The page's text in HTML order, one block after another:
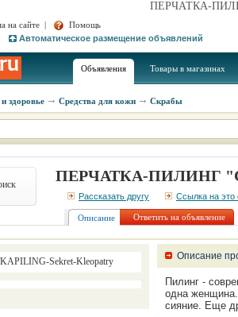
ПЕРЧАТКА-
на сайте |
Помощь
Автоматическое размещение объявлений
Объявления Товары в магазинах
здоровье Средства для кожи Скрабы
ПЕРЧАТКА-ПИЛИНГ
Рассказать другу Ссылка на это
Описание Ответить на объявление
Описание
Пилинг -
одна женщина.
сияние. Еще